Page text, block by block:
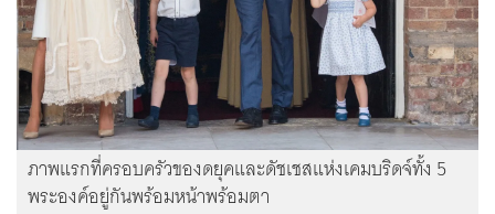
ภาพแรกที่ครอบครัวของดยุคและดัชเชสแห่งเคมบริดจ์ทั้ง 5
พระองค์อยู่กันพร้อมหน้าพร้อมตา